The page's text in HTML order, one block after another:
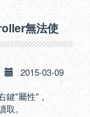
無法使
2015-03-09
鍵"屬性"，
。